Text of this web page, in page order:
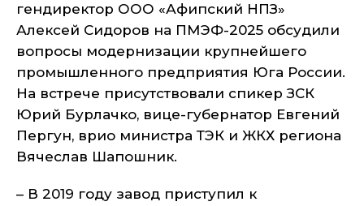
гендиректор ООО «Афипский НПЗ»
Алексей Сидоров на ПМЭФ-2025 обсудили
вопросы модернизации крупнейшего
промышленного предприятия Юга России.
На встрече присутствовали спикер ЗСК
Юрий Бурлачко, вице-губернатор Евгений
Пергун, врио министра ТЭК и ЖКХ региона
Вячеслав Шапошник.
– В 2019 году завод приступил к